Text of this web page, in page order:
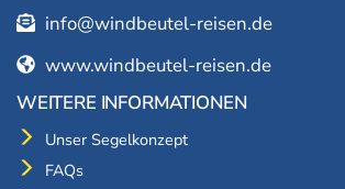
info@windbeutel-reisen.de
www.windbeutel-reisen.de
WEITERE INFORMATIONEN
Unser Segelkonzept
FAQs